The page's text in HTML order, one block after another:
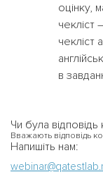
оцінку,
чекліст
в
Чи була
Вважають відповідь
Напишіть нам: